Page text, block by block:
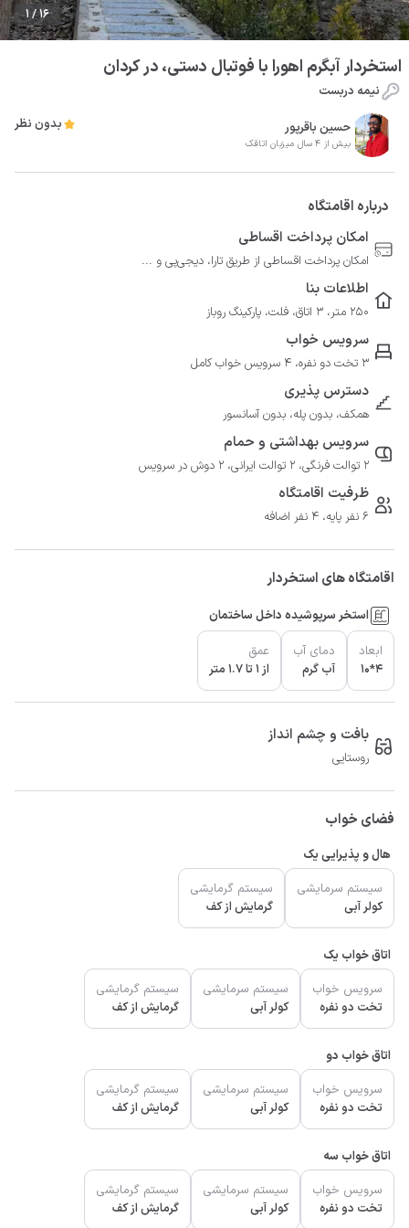
1 / 16
استخردار آبگرم اهورا با فوتبال دستی، در کردان
نیمه دربست
حسین باقرپور
بیش از 4 سال میزبان اتاقک
بدون نظر
درباره اقامتگاه
امکان پرداخت اقساطی
امکان پرداخت اقساطی از طریق تارا، دیجی‌پی و ...
اطلاعات بنا
250 متر، 3 اتاق، فلت، پارکینگ روباز
سرویس خواب
3 تخت دو نفره، 4 سرویس خواب کامل
دسترس پذیری
همکف، بدون پله، بدون آسانسور
سرویس بهداشتی و حمام
2 توالت فرنگی، 2 توالت ایرانی، 2 دوش در سرویس
ظرفیت اقامتگاه
6 نفر پایه، 4 نفر اضافه
اقامتگاه های استخردار
استخر سرپوشیده داخل ساختمان
ابعاد
4*10
دمای آب
آب گرم
عمق
از 1 تا 1.7 متر
بافت و چشم انداز
روستایی
فضای خواب
هال و پذیرایی یک
سیستم سرمایشی
کولر آبی
سیستم گرمایشی
گرمایش از کف
اتاق خواب یک
سرویس خواب
تخت دو نفره
سیستم سرمایشی
کولر آبی
سیستم گرمایشی
گرمایش از کف
اتاق خواب دو
سرویس خواب
تخت دو نفره
سیستم سرمایشی
کولر آبی
سیستم گرمایشی
گرمایش از کف
اتاق خواب سه
سرویس خواب
تخت دو نفره
سیستم سرمایشی
کولر آبی
سیستم گرمایشی
گرمایش از کف